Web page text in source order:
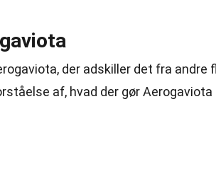
der adskiller det fra andre
af, hvad der gør